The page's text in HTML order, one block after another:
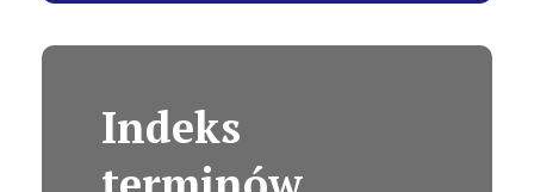
Indeks